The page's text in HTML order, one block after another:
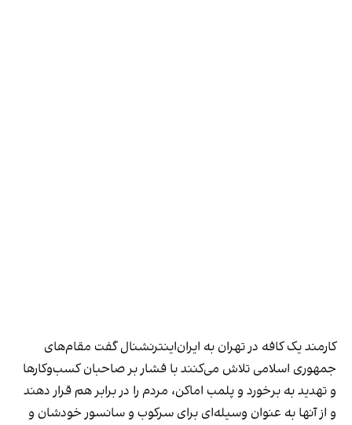
کارمند یک کافه در تهران به ایران‌اینترنشنال گفت مقام‌های
جمهوری اسلامی تلاش می‌کنند با فشار بر صاحبان کسب‌وکارها
و تهدید به برخورد و پلمب اماکن، مردم را در برابر هم قرار دهند
و از آنها به عنوان وسیله‌ای برای سرکوب و سانسور خودشان و